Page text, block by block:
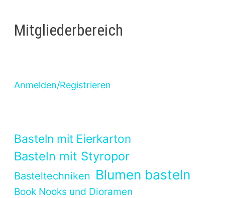
Mitgliederbereich
Anmelden/Registrieren
Basteln mit Eierkarton
Basteln mit Styropor
Basteltechniken Blumen basteln
Book Nooks und Dioramen